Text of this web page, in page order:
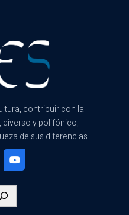
contribuir con la
y polifónico;
de sus diferencias.